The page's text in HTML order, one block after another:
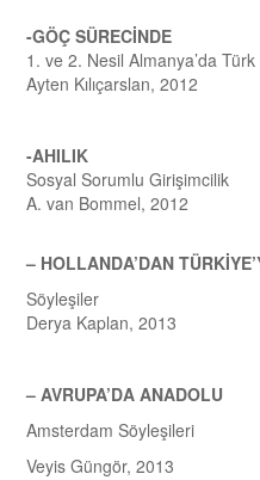
-GÖÇ SÜRECİNDE
1. ve 2. Nesil Almanya’da Türk
Ayten Kılıçarslan, 2012
-AHILIK
Sosyal Sorumlu Girişimcilik
A. van Bommel, 2012
– HOLLANDA’DAN
Söyleşiler
Derya Kaplan, 2013
– AVRUPA’DA ANADOLU
Amsterdam Söyleşileri
Veyis Güngör, 2013